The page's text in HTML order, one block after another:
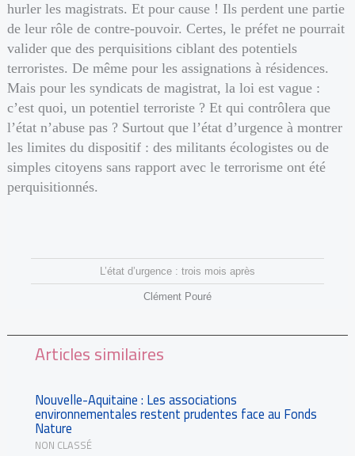
hurler les magistrats. Et pour cause ! Ils perdent une partie
de leur rôle de contre-pouvoir. Certes, le préfet ne pourrait
valider que des perquisitions ciblant des potentiels
terroristes. De même pour les assignations à résidences.
Mais pour les syndicats de magistrat, la loi est vague :
c’est quoi, un potentiel terroriste ? Et qui contrôlera que
l’état n’abuse pas ? Surtout que l’état d’urgence à montrer
les limites du dispositif : des militants écologistes ou de
simples citoyens sans rapport avec le terrorisme ont été
perquisitionnés.
L’état d’urgence : trois mois après
Clément Pouré
Articles similaires
Nouvelle-Aquitaine : Les associations
environnementales restent prudentes face au Fonds
Nature
NON CLASSÉ